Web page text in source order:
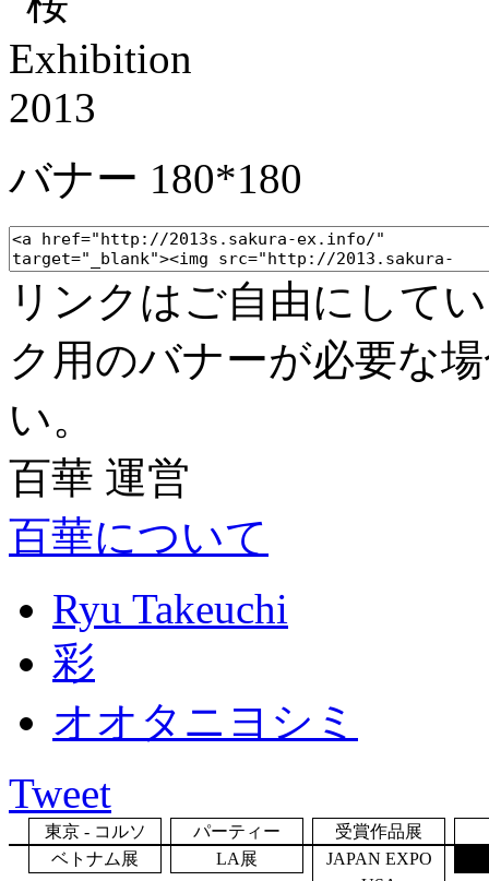
バナー 180*180
リンクはご自由にして
ク用のバナーが必要な
い。
百華 運営
百華について
Ryu Takeuchi
彩
オオタニヨシミ
Tweet
東京 - コルソ パーティー
受賞作品展
ベトナム展
LA展
JAPAN EXPO